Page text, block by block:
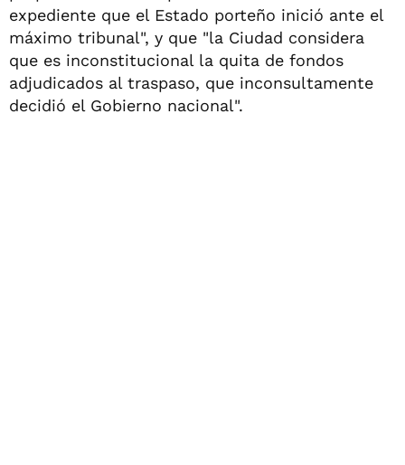
expediente que el Estado porteño inició ante el
máximo tribunal", y que "la Ciudad considera
que es inconstitucional la quita de fondos
adjudicados al traspaso, que inconsultamente
decidió el Gobierno nacional".